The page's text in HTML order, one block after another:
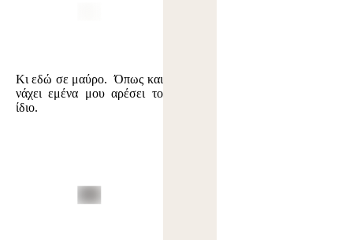
Κι εδώ σε μαύρο. Όπως και
νάχει εμένα μου αρέσει το
ίδιο.